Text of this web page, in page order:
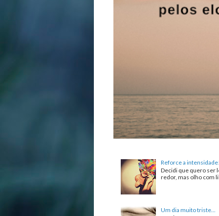
Reforce a
Decidi que quero ser
redor, mas olho com
Um dia muito triste...